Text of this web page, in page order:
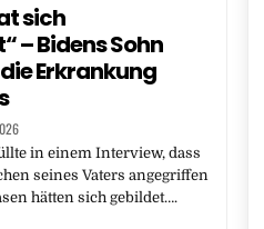
sich
– Bidens Sohn
Erkrankung
in einem Interview, dass
seines Vaters angegriffen
hätten sich gebildet….